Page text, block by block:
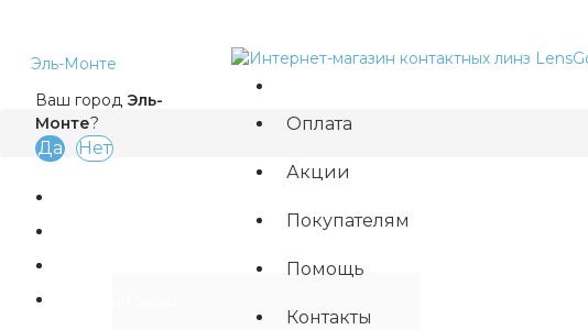
Эль-Монте
Ваш город Эль-
Монте? Оплата
Акции
Покупателям
Помощь
Контакты